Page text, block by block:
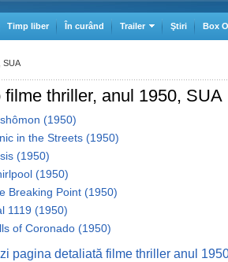
Timp liber În curând Trailer Ştiri Box
filme thriller, anul 1950, SUA
(1950)
in the Streets (1950)
(1950)
(1950)
Breaking Point (1950)
1119 (1950)
of Coronado (1950)
pagina detaliată filme thriller anul
SUA